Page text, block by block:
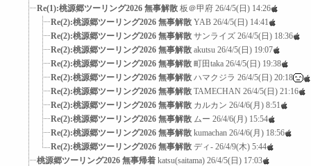
Re(1):桃源郷ツーリング2026 無事解散 板＠甲府 26/4/5(日) 14:26
Re(2):桃源郷ツーリング2026 無事解散 YAB 26/4/5(日) 14:41
Re(2):桃源郷ツーリング2026 無事解散 サンライズ 26/4/5(日) 18:36
Re(2):桃源郷ツーリング2026 無事解散 akutsu 26/4/5(日) 19:07
Re(2):桃源郷ツーリング2026 無事解散 町田taka 26/4/5(日) 19:38
Re(2):桃源郷ツーリング2026 無事解散 ハマクジラ 26/4/5(日) 20:18
Re(2):桃源郷ツーリング2026 無事解散 TAMECHAN 26/4/5(日) 21:16
Re(2):桃源郷ツーリング2026 無事解散 カルカン 26/4/6(月) 8:51
Re(2):桃源郷ツーリング2026 無事解散 ムー 26/4/6(月) 15:54
Re(2):桃源郷ツーリング2026 無事解散 kumachan 26/4/6(月) 18:56
Re(2):桃源郷ツーリング2026 無事解散 ディ- 26/4/9(木) 5:44
桃源郷ツーリング2026 無事帰着 katsu(saitama) 26/4/5(日) 17:03